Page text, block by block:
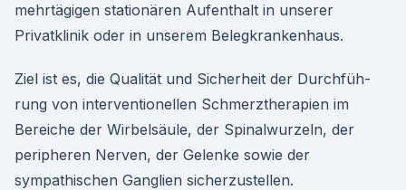
mehrtägigen stationären Aufenthalt in unserer
Privatklinik oder in unserem Belegkrankenhaus.
Ziel ist es, die Qualität und Sicherheit der Durchfüh-
rung von interventionellen Schmerztherapien im
Bereiche der Wirbelsäule, der Spinalwurzeln, der
peripheren Nerven, der Gelenke sowie der
sympathischen Ganglien sicherzustellen.